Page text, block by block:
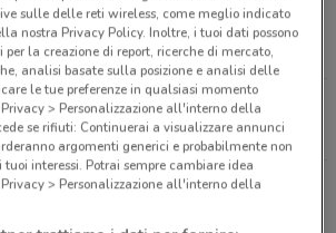
14 - Traversa Via Candia Roma
74 Roma
36 Roma
sulle delle reti wireless, come meglio indicato
nostra Privacy Policy. Inoltre, i tuoi dati possono
per la creazione di report, ricerche di mercato,
analisi basate sulla posizione e analisi delle
le tue preferenze in qualsiasi momento
> Personalizzazione all'interno della
se rifiuti: Continuerai a visualizzare annunci
argomenti generici e probabilmente non
interessi. Potrai sempre cambiare idea
> Personalizzazione all'interno della